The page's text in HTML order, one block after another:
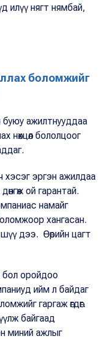
илүү нягт нямбай,
боломжийг
буюу ажилтнууддаа
нөхцөл бололцоог
хэсэг эргэн ажилдаа
ой гарантай.
намайг
хангасан.
дээ. Өөрийн цагт
бол оройдоо
ийм л байдаг
гаргаж өгдөг.
байгаад
миний ажлыг